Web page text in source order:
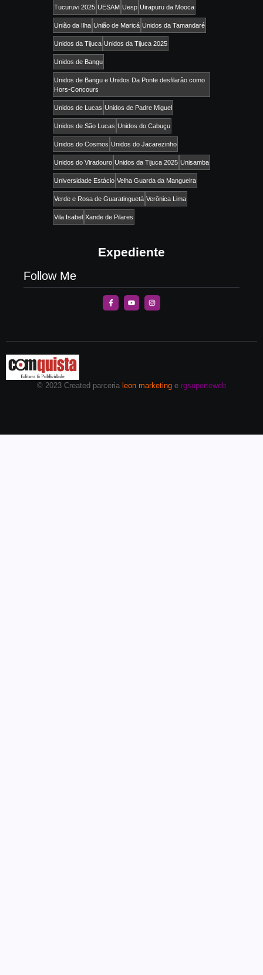
Tucuruvi 2025 UESAM Uesp Uirapuru da Mooca
União da Ilha União de Maricá Unidos da Tamandaré
Unidos da Tijuca Unidos da Tijuca 2025
Unidos de Bangu
Unidos de Bangu e Unidos Da Ponte desfilarão como
Hors-Concours
Unidos de Lucas Unidos de Padre Miguel
Unidos de São Lucas Unidos do Cabuçu
Unidos do Cosmos Unidos do Jacarezinho
Unidos do Viradouro Unidos da Tijuca 2025 Unisamba
Universidade Estácio Velha Guarda da Mangueira
Verde e Rosa de Guaratinguetá Verônica Lima
Vila Isabel Xande de Pilares
Expediente
Follow Me
© 2023 Created parceria leon marketing e rgsuporteweb